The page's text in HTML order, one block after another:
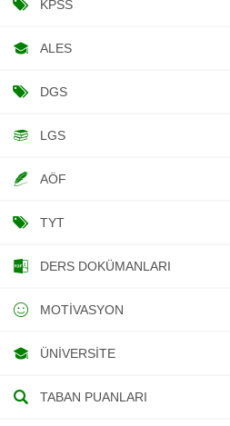
KPSS
ALES
DGS
LGS
AÖF
TYT
DERS DOKÜMANLARI
MOTIVASYON
ÜNIVERSITE
TABAN PUANLARI